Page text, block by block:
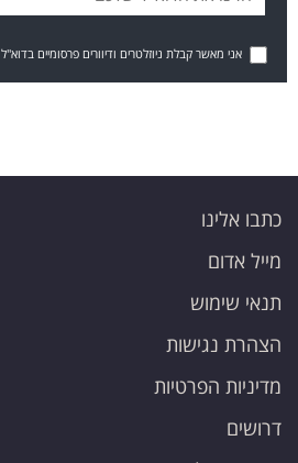
אני מאשר קבלת ניוזלטרים ודיוורים פרסומיים בדוא"ל
כתבו אלינו
מייל אדום
תנאי שימוש
הצהרת נגישות
מדיניות הפרטיות
דרושים